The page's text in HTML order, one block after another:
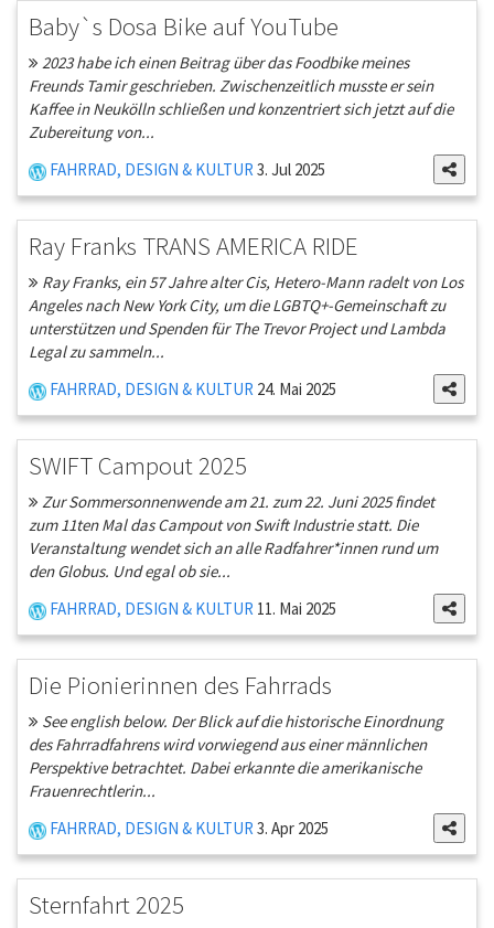
Baby`s Dosa Bike auf YouTube
2023 habe ich einen Beitrag über das Foodbike meines
Freunds Tamir geschrieben. Zwischenzeitlich musste er sein
Kaffee in Neukölln schließen und konzentriert sich jetzt auf die
Zubereitung von...
FAHRRAD, DESIGN & KULTUR 3. Jul 2025
Ray Franks TRANS AMERICA RIDE
Ray Franks, ein 57 Jahre alter Cis, Hetero-Mann radelt von Los
Angeles nach New York City, um die LGBTQ+-Gemeinschaft zu
unterstützen und Spenden für The Trevor Project und Lambda
Legal zu sammeln...
FAHRRAD, DESIGN & KULTUR 24. Mai 2025
SWIFT Campout 2025
Zur Sommersonnenwende am 21. zum 22. Juni 2025 findet
zum 11ten Mal das Campout von Swift Industrie statt. Die
Veranstaltung wendet sich an alle Radfahrer*innen rund um
den Globus. Und egal ob sie...
FAHRRAD, DESIGN & KULTUR 11. Mai 2025
Die Pionierinnen des Fahrrads
See english below. Der Blick auf die historische Einordnung
des Fahrradfahrens wird vorwiegend aus einer männlichen
Perspektive betrachtet. Dabei erkannte die amerikanische
Frauenrechtlerin...
FAHRRAD, DESIGN & KULTUR 3. Apr 2025
Sternfahrt 2025